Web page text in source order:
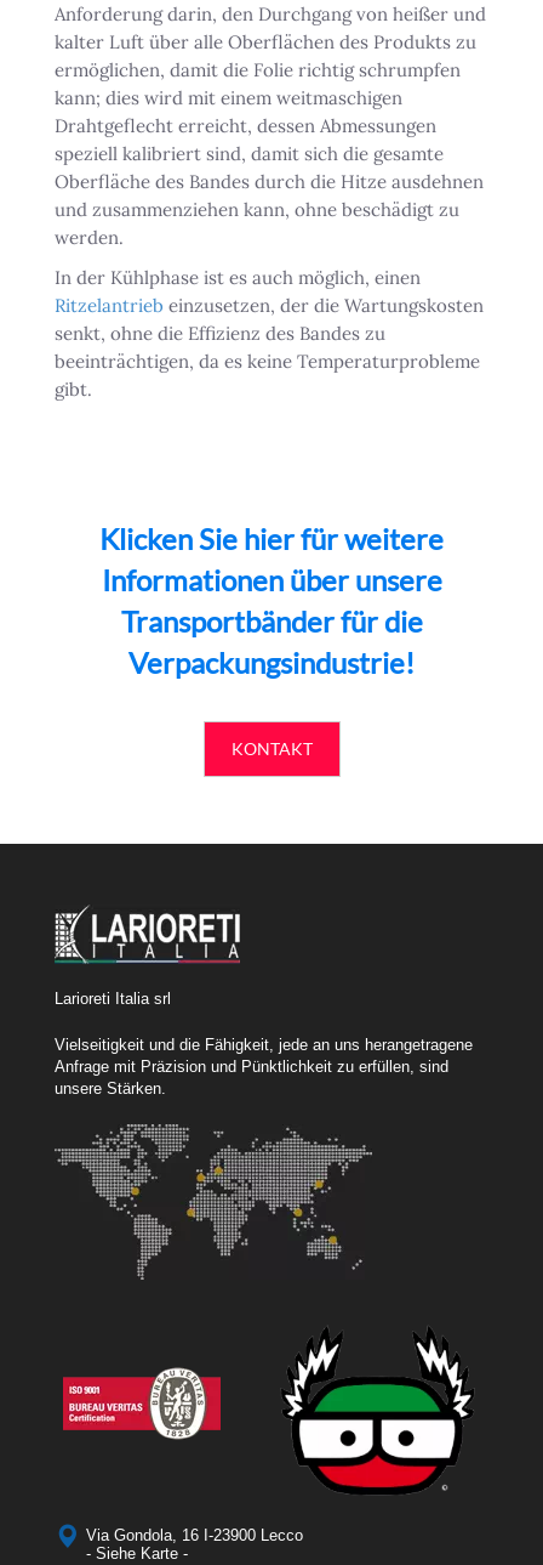
Anforderung darin, den Durchgang von heißer und
kalter Luft über alle Oberflächen des Produkts zu
ermöglichen, damit die Folie richtig schrumpfen
kann; dies wird mit einem weitmaschigen
Drahtgeflecht erreicht, dessen Abmessungen
speziell kalibriert sind, damit sich die gesamte
Oberfläche des Bandes durch die Hitze ausdehnen
und zusammenziehen kann, ohne beschädigt zu
werden.
In der Kühlphase ist es auch möglich, einen
Ritzelantrieb einzusetzen, der die Wartungskosten
senkt, ohne die Effizienz des Bandes zu
beeinträchtigen, da es keine Temperaturprobleme
gibt.
Klicken Sie hier für weitere
Informationen über unsere
Transportbänder für die
Verpackungsindustrie!
KONTAKT
Larioreti Italia srl
Vielseitigkeit und die Fähigkeit, jede an uns herangetragene
Anfrage mit Präzision und Pünktlichkeit zu erfüllen, sind
unsere Stärken.
Via Gondola, 16 I-23900 Lecco
- Siehe Karte -